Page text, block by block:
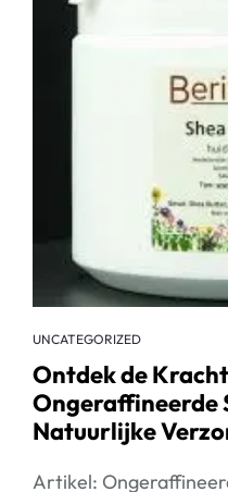
UNCATEGORIZED
Ontdek de
Ongeraffineerde
Natuurlijke
Artikel: